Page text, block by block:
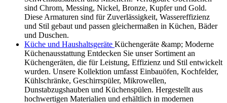
sind Chrom, Messing, Nickel, Bronze, Kupfer und Gold.
Diese Armaturen sind für Zuverlässigkeit, Wassereffizienz
und Stil gebaut und passen gleichermaßen in Küchen, Bäder
und Duschen.
Küche und Haushaltsgeräte Küchengeräte &amp; Moderne
Küchenausstattung Entdecken Sie unser Sortiment an
Küchengeräten, die für Leistung, Effizienz und Stil entwickelt
wurden. Unsere Kollektion umfasst Einbauöfen, Kochfelder,
Kühlschränke, Geschirrspüler, Mikrowellen,
Dunstabzugshauben und Küchenspülen. Hergestellt aus
hochwertigen Materialien und erhältlich in modernen